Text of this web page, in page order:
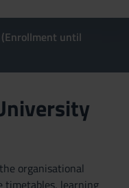
until
organisational
timetables, learning